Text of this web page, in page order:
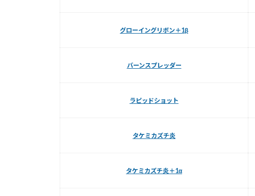
グローイングリボン＋1β
バーンスプレッダー
ラピッドショット
タケミカズチ炎
タケミカズチ炎＋1α